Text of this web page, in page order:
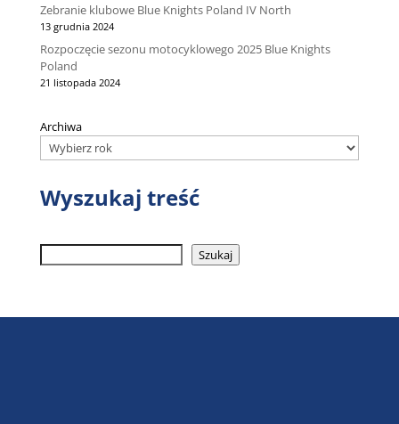
Zebranie klubowe Blue Knights Poland IV North
13 grudnia 2024
Rozpoczęcie sezonu motocyklowego 2025 Blue Knights
Poland
21 listopada 2024
Archiwa
Wyszukaj treść
Szukaj Szukaj